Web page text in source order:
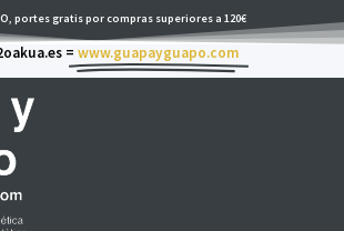
portes gratis por compras superiores a 120€
= www.guapayguapo.com